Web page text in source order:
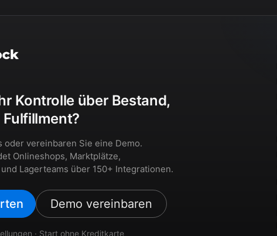
Kontrolle über Bestand,
oder vereinbaren Sie eine Demo.
Onlineshops, Marktplätze,
Lagerteams über 150+ Integrationen.
Demo vereinbaren
· Start ohne Kreditkarte